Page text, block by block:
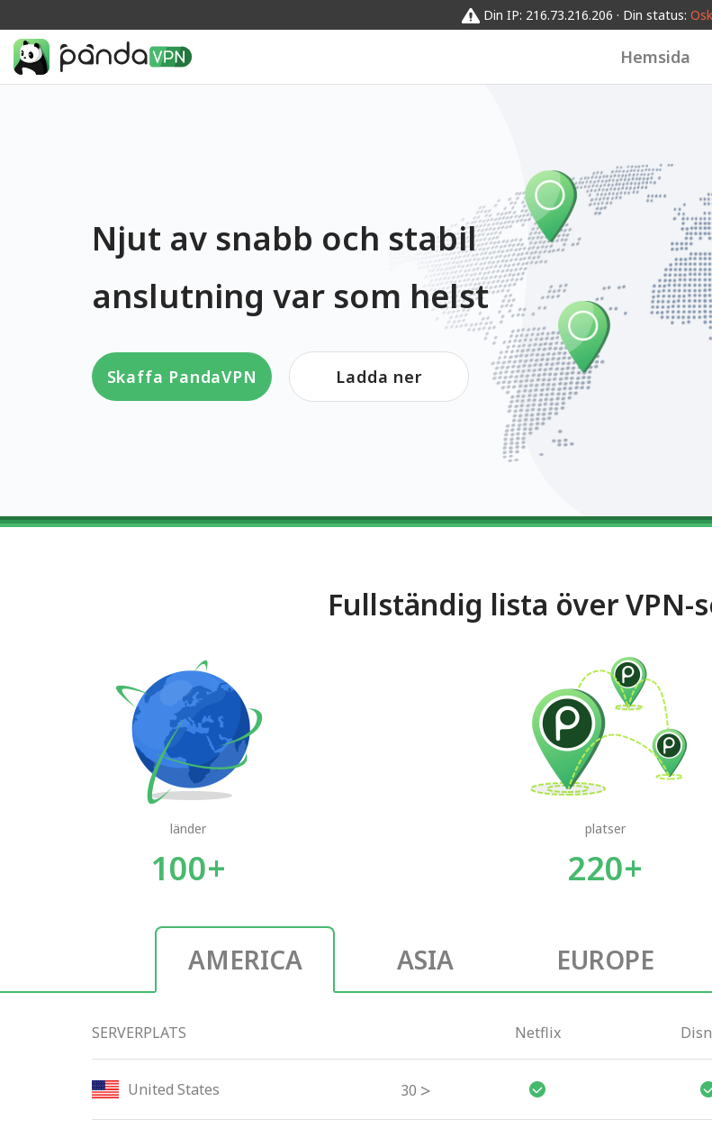
Din IP: 216.73.216.206 · Din status:
Hemsida
Njut av snabb och stabil
anslutning var som helst
Skaffa PandaVPN Ladda ner
Fullständig lista över VPN-
länder
100+
platser
220+
AMERICA ASIA EUROPE
SERVERPLATS Netflix
United States 30 >